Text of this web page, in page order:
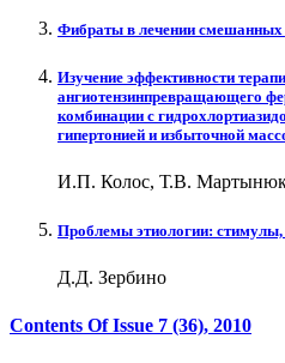
Фибраты в лечении смешанных
Изучение эффективности
ангиотензинпревращающего
комбинации с
гипертонией и избыточной
И.П. Колос, Т.В.
Проблемы этиологии:
Д.Д. Зербино
Contents Of Issue 7 (36), 2010